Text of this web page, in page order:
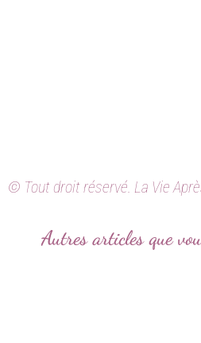
© Tout droit réservé. La Vie
Autres articles que